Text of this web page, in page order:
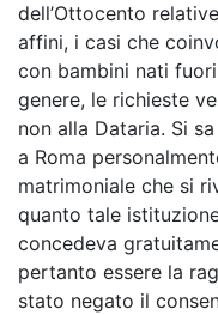
dell’Ottocento
affini, i casi che
con bambini nati
genere, le richieste
non alla Dataria. Si
a Roma
matrimoniale che si
quanto tale
concedeva
pertanto essere la
stato negato il